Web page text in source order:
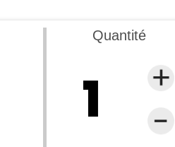
Quantité